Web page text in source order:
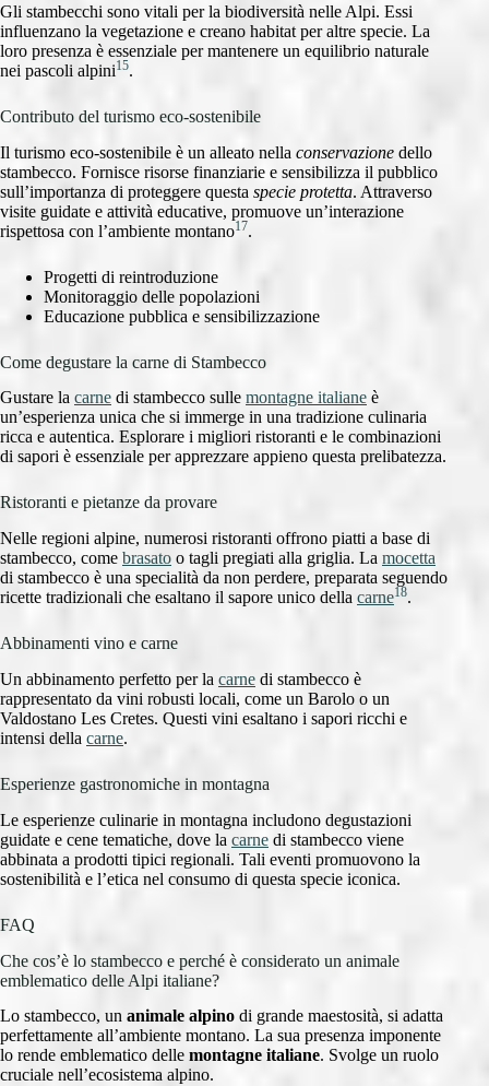
Gli stambecchi sono vitali per la biodiversità nelle Alpi. Essi
influenzano la vegetazione e creano habitat per altre specie. La
loro presenza è essenziale per mantenere un equilibrio naturale
nei pascoli alpini15.
Contributo del turismo eco-sostenibile
Il turismo eco-sostenibile è un alleato nella conservazione dello
stambecco. Fornisce risorse finanziarie e sensibilizza il pubblico
sull’importanza di proteggere questa specie protetta. Attraverso
visite guidate e attività educative, promuove un’interazione
rispettosa con l’ambiente montano17.
Progetti di reintroduzione
Monitoraggio delle popolazioni
Educazione pubblica e sensibilizzazione
Come degustare la carne di Stambecco
Gustare la carne di stambecco sulle montagne italiane è
un’esperienza unica che si immerge in una tradizione culinaria
ricca e autentica. Esplorare i migliori ristoranti e le combinazioni
di sapori è essenziale per apprezzare appieno questa prelibatezza.
Ristoranti e pietanze da provare
Nelle regioni alpine, numerosi ristoranti offrono piatti a base di
stambecco, come brasato o tagli pregiati alla griglia. La mocetta
di stambecco è una specialità da non perdere, preparata seguendo
ricette tradizionali che esaltano il sapore unico della carne18.
Abbinamenti vino e carne
Un abbinamento perfetto per la carne di stambecco è
rappresentato da vini robusti locali, come un Barolo o un
Valdostano Les Cretes. Questi vini esaltano i sapori ricchi e
intensi della carne.
Esperienze gastronomiche in montagna
Le esperienze culinarie in montagna includono degustazioni
guidate e cene tematiche, dove la carne di stambecco viene
abbinata a prodotti tipici regionali. Tali eventi promuovono la
sostenibilità e l’etica nel consumo di questa specie iconica.
FAQ
Che cos’è lo stambecco e perché è considerato un animale
emblematico delle Alpi italiane?
Lo stambecco, un animale alpino di grande maestosità, si adatta
perfettamente all’ambiente montano. La sua presenza imponente
lo rende emblematico delle montagne italiane. Svolge un ruolo
cruciale nell’ecosistema alpino.